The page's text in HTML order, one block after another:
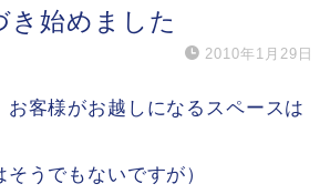
き始めました
2010年1月29日
お客様がお越しになるスペースは
そうでもないですが）